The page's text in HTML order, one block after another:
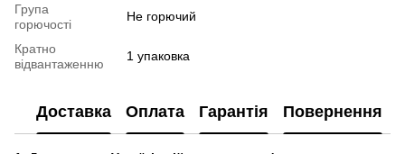
Група
горючості
Не горючий
Кратно
відвантаженню
1 упаковка
Доставка Оплата Гарантія Повернення